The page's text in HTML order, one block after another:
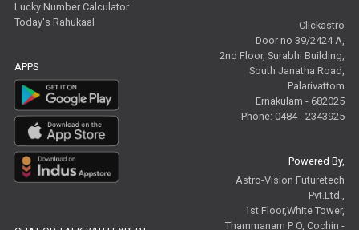
Lucky Number Calculator
Today's Rahukaal
APPS
Clickastro
Door no 39/2424 A,
2nd Floor, Surabhi Building,
South Janatha Road,
Palarivattom
Ernakulam - 682025
Phone: 0484 - 2343925
Powered By,
Astro-Vision Futuretech
Pvt.Ltd.,
1st Floor,White Tower,
Thammanam P O, Cochin -